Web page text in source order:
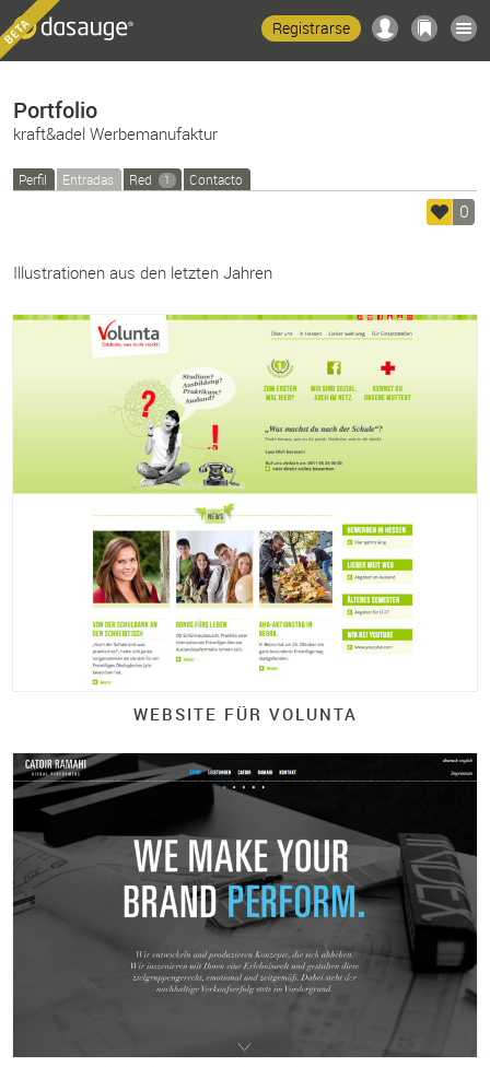
Registrarse
Portfolio
kraft&adel Werbemanufaktur
Perfil Entradas Red 1 Contacto
0
Illustrationen aus den letzten Jahren
WEBSITE FÜR VOLUNTA